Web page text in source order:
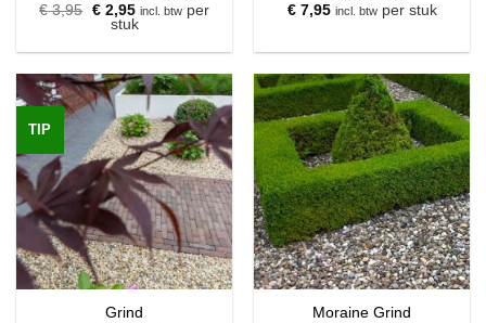
€3,95 Oorspronkelijke
prijs
€ 3,95.
€2,95Huidige
prijs
€ 2,95.
incl. btwper
stuk
€7,95 incl. btwper stuk
TIP
Grind
Moraine Grind